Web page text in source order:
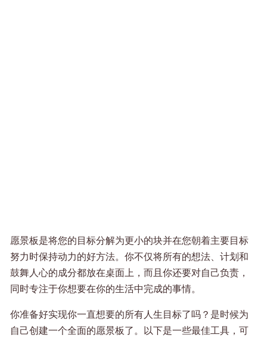
愿景板是将您的目标分解为更小的块并在您朝着主要目标
努力时保持动力的好方法。你不仅将所有的想法、计划和
鼓舞人心的成分都放在桌面上，而且你还要对自己负责，
同时专注于你想要在你的生活中完成的事情。
你准备好实现你一直想要的所有人生目标了吗？是时候为
自己创建一个全面的愿景板了。以下是一些最佳工具，可